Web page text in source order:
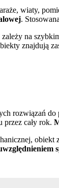
wiaty,
.
na
znajdują
rozwiązań
cały rok.